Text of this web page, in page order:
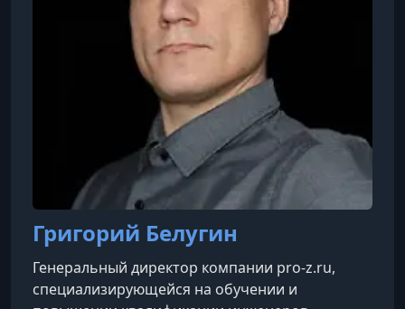
Григорий Белугин
Генеральный директор компании pro-z.ru,
специализирующейся на обучении и